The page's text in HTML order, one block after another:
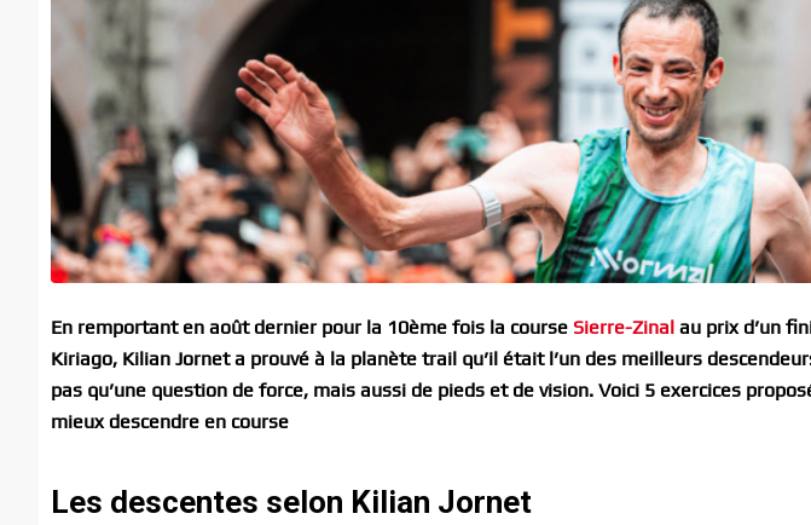
En remportant en août dernier pour la 10ème fois la course Sierre-Zinal au prix d’un
Kiriago, Kilian Jornet a prouvé à la planète trail qu’il était l’un des meilleurs
pas qu’une question de force, mais aussi de pieds et de vision. Voici 5 exercices
mieux descendre en course
Les descentes selon Kilian Jornet